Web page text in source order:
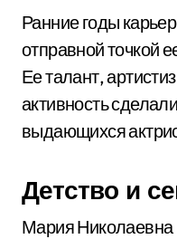
Ранние годы
отправной точкой
Ее талант,
активность
выдающихся
Детство и
Мария